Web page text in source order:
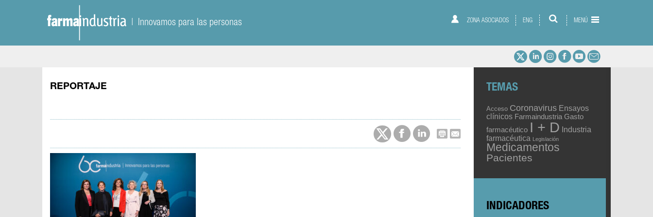
| Innovamos para las personas ZONA ASOCIADOS ENG MENÚ
REPORTAJE TEMAS
Acceso Coronavirus Ensayos
clínicos Farmaindustria Gasto
farmacéutico I + D Industria
farmacéutica Legislación
Medicamentos
Pacientes
INDICADORES